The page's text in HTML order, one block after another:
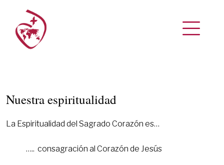
Nuestra espiritualidad
La Espiritualidad del Sagrado Corazón es…
….. consagración al Corazón de Jesús